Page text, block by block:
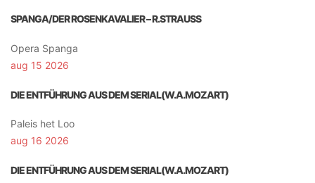
SPANGA/DER ROSENKAVALIER – R.STRAUSS
Opera Spanga
aug 15 2026
DIE ENTFÜHRUNG AUS DEM SERIAL(W.A.MOZART)
Paleis het Loo
aug 16 2026
DIE ENTFÜHRUNG AUS DEM SERIAL(W.A.MOZART)